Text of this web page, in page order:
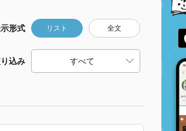
形式 リスト 全文
込み